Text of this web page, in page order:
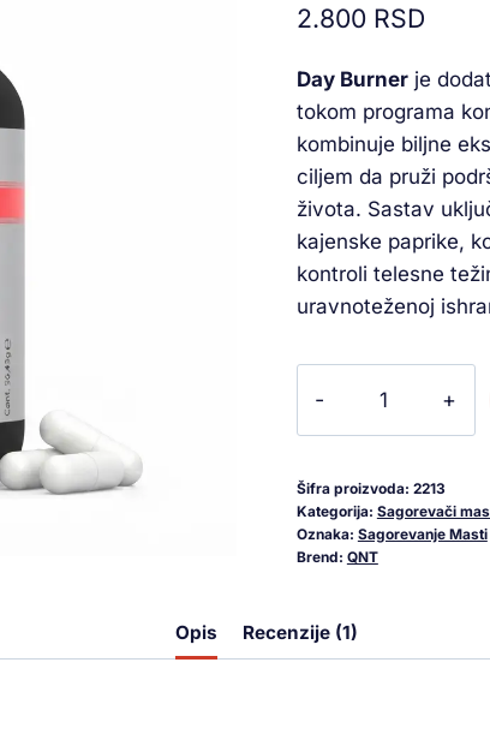
na osnovu
ocene
2.800 RSD
Day Burnerje
tokom programa
kombinuje biljne
ciljem da pruži
života. Sastav
kajenske paprike,
kontroli telesne
uravnoteženoj
Šifra proizvoda: 2213
Kategorija: Sagorevači
Oznaka: Sagorevanje Masti
Brend: QNT
Opis Recenzije (1)